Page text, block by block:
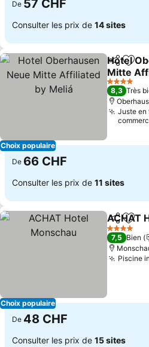
De 57 CHF
Consulter les prix de 14 sites
Choix populaire
Partager
Hotel
Mitte
4 Étoiles
8,3 Très
Juste en
De 66 CHF
Consulter les prix de 11 sites
Choix populaire
Partager
ACHAT
4 Étoiles
7,5 Bien
Piscine
De 48 CHF
Consulter les prix de 15 sites